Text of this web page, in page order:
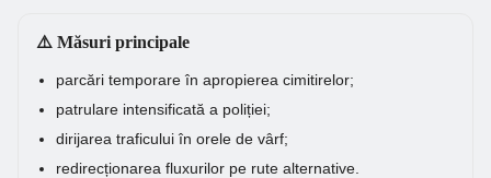
⚠️ Măsuri principale
parcări temporare în apropierea cimitirelor;
patrulare intensificată a poliției;
dirijarea traficului în orele de vârf;
redirecționarea fluxurilor pe rute alternative.